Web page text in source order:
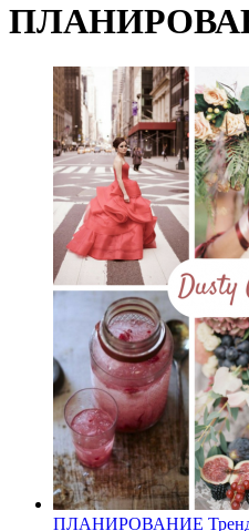
ПЛАНИРОВАНИЕ